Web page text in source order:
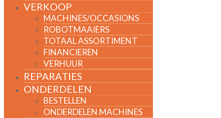
VERKOOP
MACHINES/OCCASIONS
ROBOTMAAIERS
TOTAAL ASSORTIMENT
FINANCIEREN
VERHUUR
REPARATIES
ONDERDELEN
BESTELLEN
ONDERDELEN MACHINES